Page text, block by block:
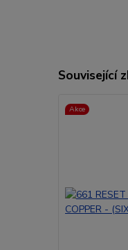
Související
Akce